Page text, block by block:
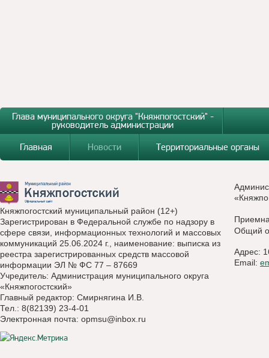
Глава муниципального округа "Княжпогостский" -
руководитель администрации
Главная
Новости Территориальные органы
Княжпогостский муниципальный район (12+)
Зарегистрирован в Федеральной службе по надзору в
сфере связи, информационных технологий и массовых
коммуникаций 25.06.2024 г., наименование: выписка из
реестра зарегистрированных средств массовой
информации ЭЛ № ФС 77 – 87669
Учредитель: Администрация муниципального округа
«Княжпогостский»
Главный редактор: Смирнягина И.В.
Тел.: 8(82139) 23-4-01
Электронная почта: opmsu@inbox.ru
Общий
Адрес:
Email: